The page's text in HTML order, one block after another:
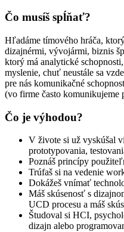
Čo musíš spĺňať?
Hľadáme tímového hráča,
dizajnérmi, vývojármi, biznis
ktorý má analytické
myslenie, chuť neustále sa
pre nás komunikačné
(vo firme často komunikujeme
Čo je výhodou?
V živote si už vyskúšal
prototypovania,
Poznáš princípy
Trúfaš si na vedenie
Dokážeš vnímať
Máš skúsenosť s
UCD procesu a máš
Študoval si HCI,
dizajn alebo